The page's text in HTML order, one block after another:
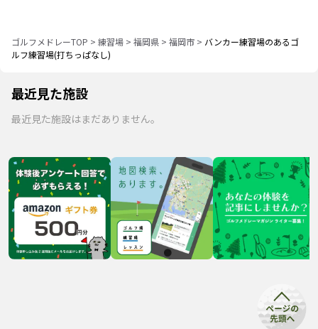
ゴルフメドレーTOP > 練習場 > 福岡県 > 福岡市 > バンカー練習場のあるゴ
ルフ練習場(打ちっぱなし)
最近見た施設
最近見た施設はまだありません。